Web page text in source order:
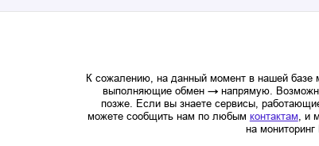
К сожалению, на данный момент в нашей базе
выполняющие обмен → напрямую.
позже. Если вы знаете сервисы,
можете сообщить нам по любым контактам, и
на